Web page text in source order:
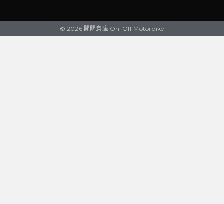
© 2026 開關倉庫 On-Off Motorbike